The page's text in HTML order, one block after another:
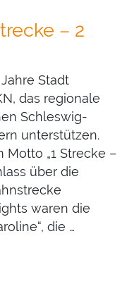
– 2
Stadt
das regionale
Schleswig-
unterstützen.
„1 Strecke –
über die
waren die
die …